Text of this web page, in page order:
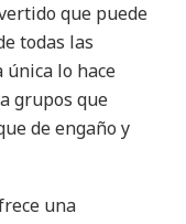
que puede
todas las
única lo hace
grupos que
de engaño y
una